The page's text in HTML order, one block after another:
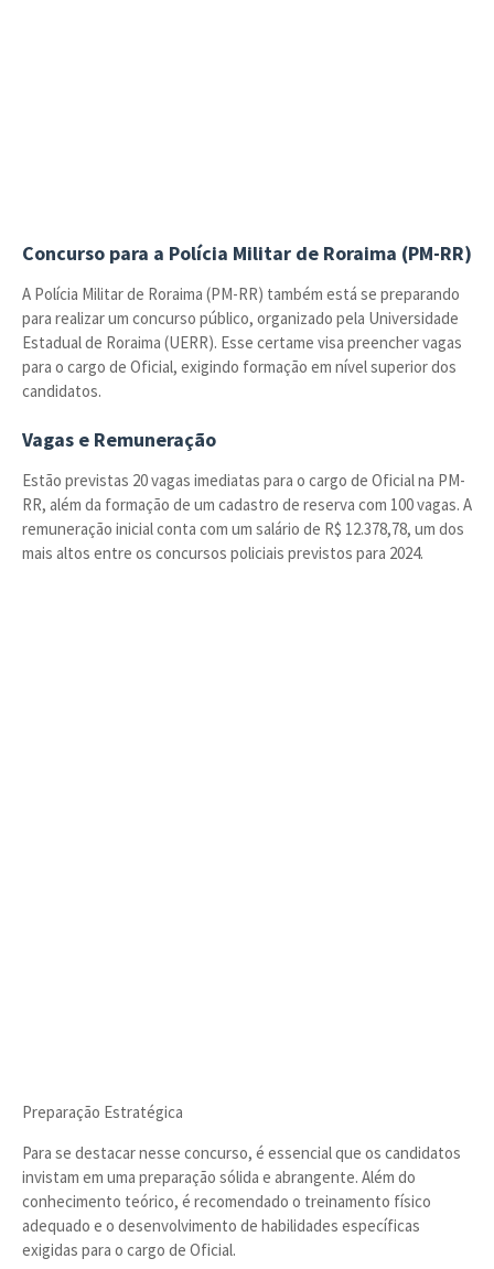
Concurso para a Polícia Militar de Roraima (PM-RR)
A Polícia Militar de Roraima (PM-RR) também está se preparando
para realizar um concurso público, organizado pela Universidade
Estadual de Roraima (UERR). Esse certame visa preencher vagas
para o cargo de Oficial, exigindo formação em nível superior dos
candidatos.
Vagas e Remuneração
Estão previstas 20 vagas imediatas para o cargo de Oficial na PM-
RR, além da formação de um cadastro de reserva com 100 vagas. A
remuneração inicial conta com um salário de R$ 12.378,78, um dos
mais altos entre os concursos policiais previstos para 2024.
Preparação Estratégica
Para se destacar nesse concurso, é essencial que os candidatos
invistam em uma preparação sólida e abrangente. Além do
conhecimento teórico, é recomendado o treinamento físico
adequado e o desenvolvimento de habilidades específicas
exigidas para o cargo de Oficial.